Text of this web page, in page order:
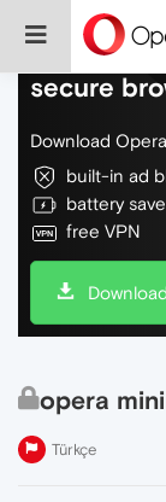
Do more
secure
Download
built-in ad
battery
free VPN
opera
Türkçe